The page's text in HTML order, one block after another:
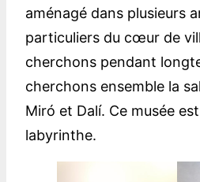
aménagé dans plusieurs
particuliers du cœur de
cherchons pendant
cherchons ensemble la
Miró et Dalí. Ce musée
labyrinthe.